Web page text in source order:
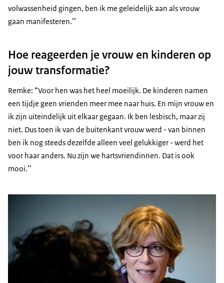
volwassenheid gingen, ben ik me geleidelijk aan als vrouw
gaan manifesteren.’’
Hoe reageerden je vrouw en kinderen op
jouw transformatie?
Remke: “Voor hen was het heel moeilijk. De kinderen namen
een tijdje geen vrienden meer mee naar huis. En mijn vrouw en
ik zijn uiteindelijk uit elkaar gegaan. Ik ben lesbisch, maar zij
niet. Dus toen ik van de buitenkant vrouw werd - van binnen
ben ik nog steeds dezelfde alleen veel gelukkiger - werd het
voor haar anders. Nu zijn we hartsvriendinnen. Dat is ook
mooi.’’